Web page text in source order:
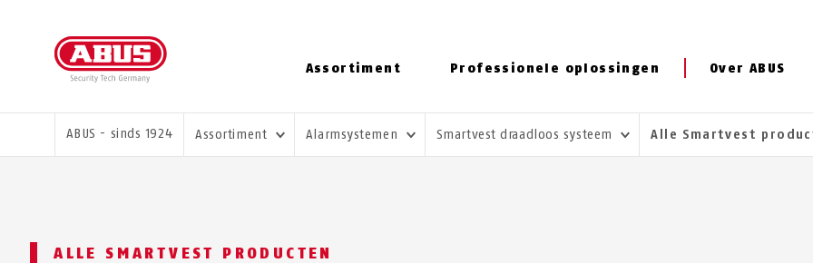
Assortiment Professionele oplossingen Over ABUS
U BENT HIER:
ABUS - sinds 1924 Assortiment Alarmsystemen Smartvest draadloos systeem Alle Smartvest
ALLE SMARTVEST PRODUCTEN